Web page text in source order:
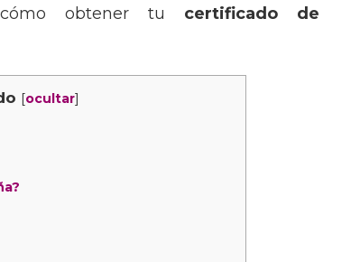
obtener tu certificado de
[ocultar]